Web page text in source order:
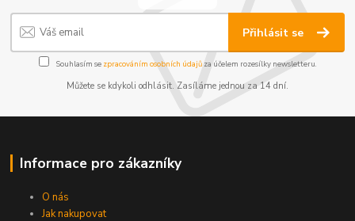
Přihlásit se
Souhlasím se zpracováním osobních údajůza účelem rozesílky newsletteru.
Můžete se kdykoli odhlásit. Zasíláme jednou za 14 dní.
Informace pro zákazníky
O nás
Jak nakupovat